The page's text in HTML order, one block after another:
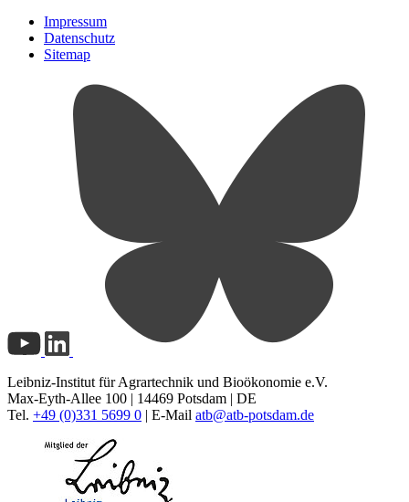
Impressum
Datenschutz
Sitemap
Leibniz-Institut für Agrartechnik und Bioökonomie e.V.
Max-Eyth-Allee 100 | 14469 Potsdam | DE
Tel. +49 (0)331 5699 0 | E-Mail atb@atb-potsdam.de